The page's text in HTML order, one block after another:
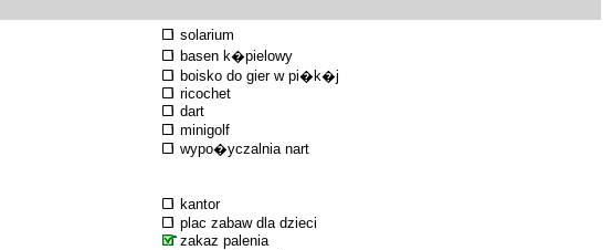
solarium
basen k�pielowy
boisko do gier w pi�k�j
ricochet
dart
minigolf
wypo�yczalnia nart
kantor
plac zabaw dla dzieci
zakaz palenia